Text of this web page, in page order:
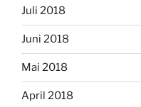
Juli 2018
Juni 2018
Mai 2018
April 2018